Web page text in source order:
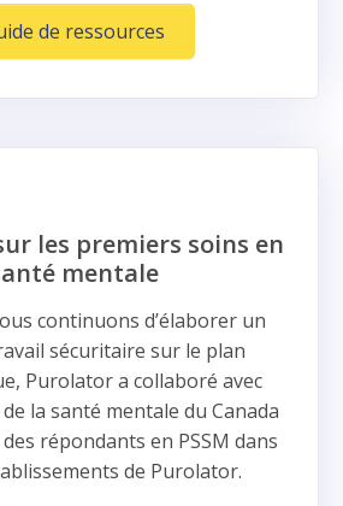
de ressources
les premiers soins en
mentale
continuons d’élaborer un
sécuritaire sur le plan
Purolator a collaboré avec
la santé mentale du Canada
répondants en PSSM dans
de Purolator.